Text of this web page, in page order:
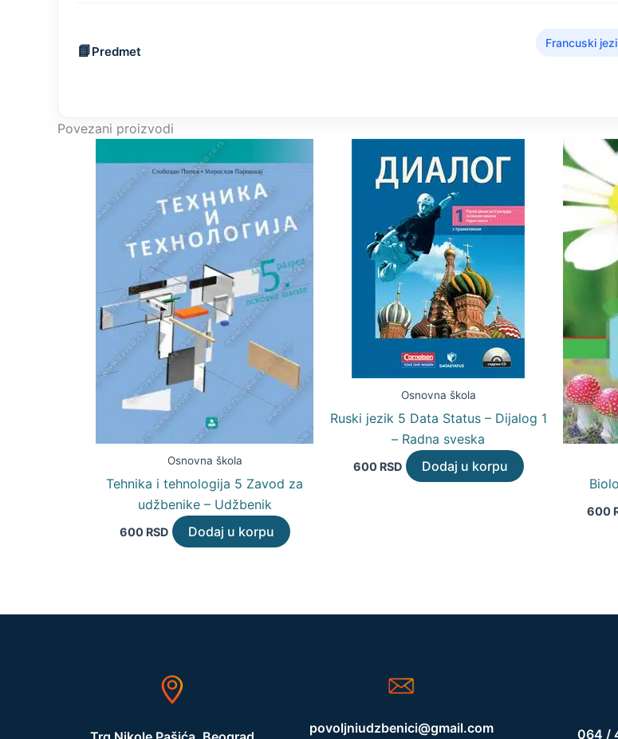
Predmet
Francuski
Povezani proizvodi
Osnovna škola
Tehnika i tehnologija 5 Zavod za
udžbenike – Udžbenik
600 RSD Dodaj u korpu
Osnovna škola
Ruski jezik 5 Data Status – Dijalog 1
– Radna sveska
600 RSD Dodaj u korpu
600
povoljniudzbenici@gmail.com 064 /